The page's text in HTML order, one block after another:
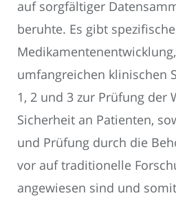
auf sorgfältiger
beruhte. Es gibt
umfangreichen klinischen
1, 2 und 3 zur Prüfung der
Sicherheit an Patienten,
und Prüfung durch die
vor auf traditionelle
angewiesen sind und